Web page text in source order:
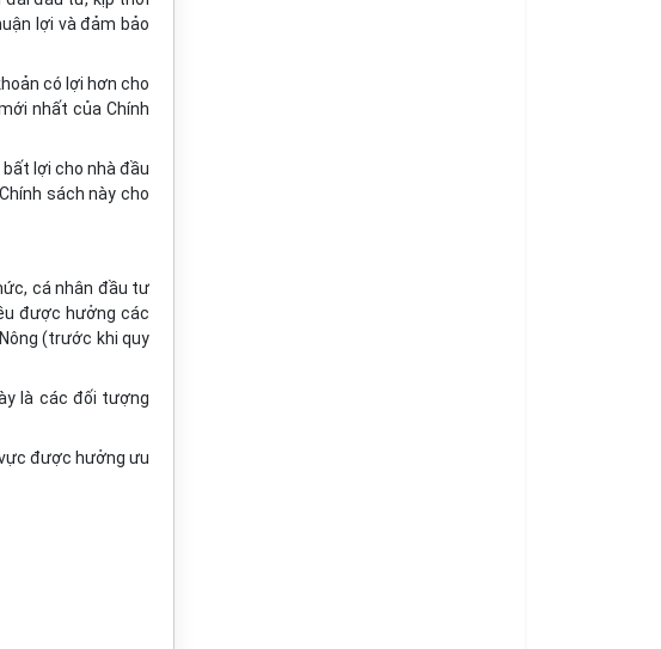
lợi và đảm bảo
có lợi hơn cho
nhất của Chính
lợi cho nhà đầu
sách này cho
cá nhân đầu tư
được hưởng các
(trước khi quy
là các đối tượng
được hưởng ưu